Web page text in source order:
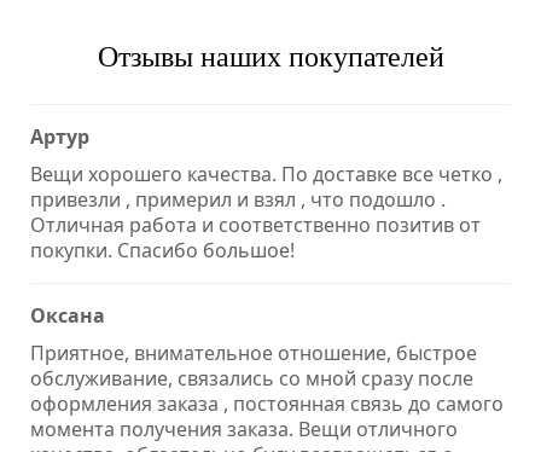
Отзывы наших покупателей
Артур
Вещи хорошего качества. По доставке все четко ,
привезли , примерил и взял , что подошло .
Отличная работа и соответственно позитив от
покупки. Спасибо большое!
Оксана
Приятное, внимательное отношение, быстрое
обслуживание, связались со мной сразу после
оформления заказа , постоянная связь до самого
момента получения заказа. Вещи отличного